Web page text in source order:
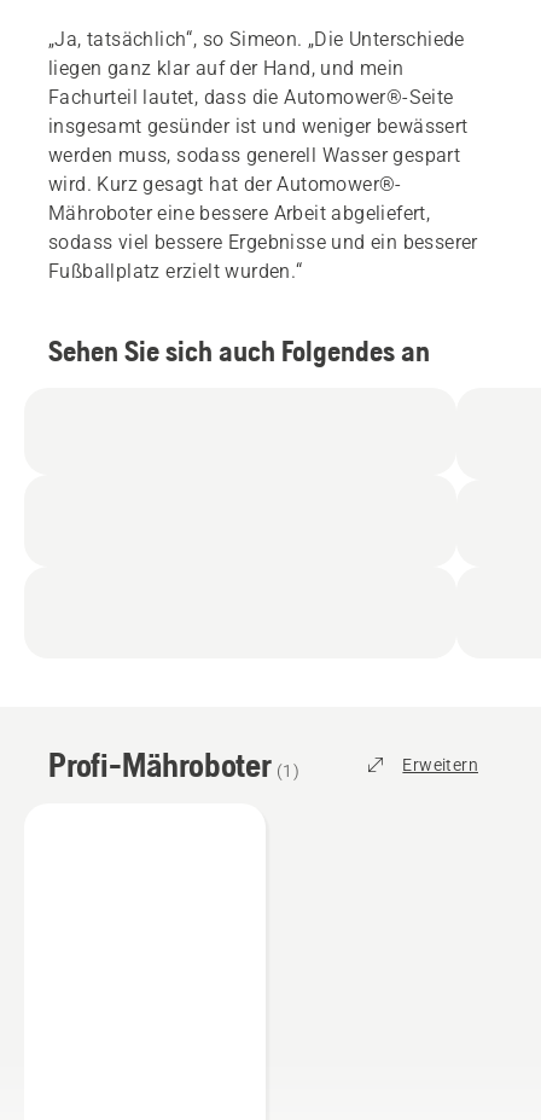
„Ja, tatsächlich“, so Simeon. „Die Unterschiede
liegen ganz klar auf der Hand, und mein
Fachurteil lautet, dass die Automower®-Seite
insgesamt gesünder ist und weniger bewässert
werden muss, sodass generell Wasser gespart
wird. Kurz gesagt hat der Automower®-
Mähroboter eine bessere Arbeit abgeliefert,
sodass viel bessere Ergebnisse und ein besserer
Fußballplatz erzielt wurden.“
Sehen Sie sich auch Folgendes an
Profi-Mähroboter (1 ) Erweitern